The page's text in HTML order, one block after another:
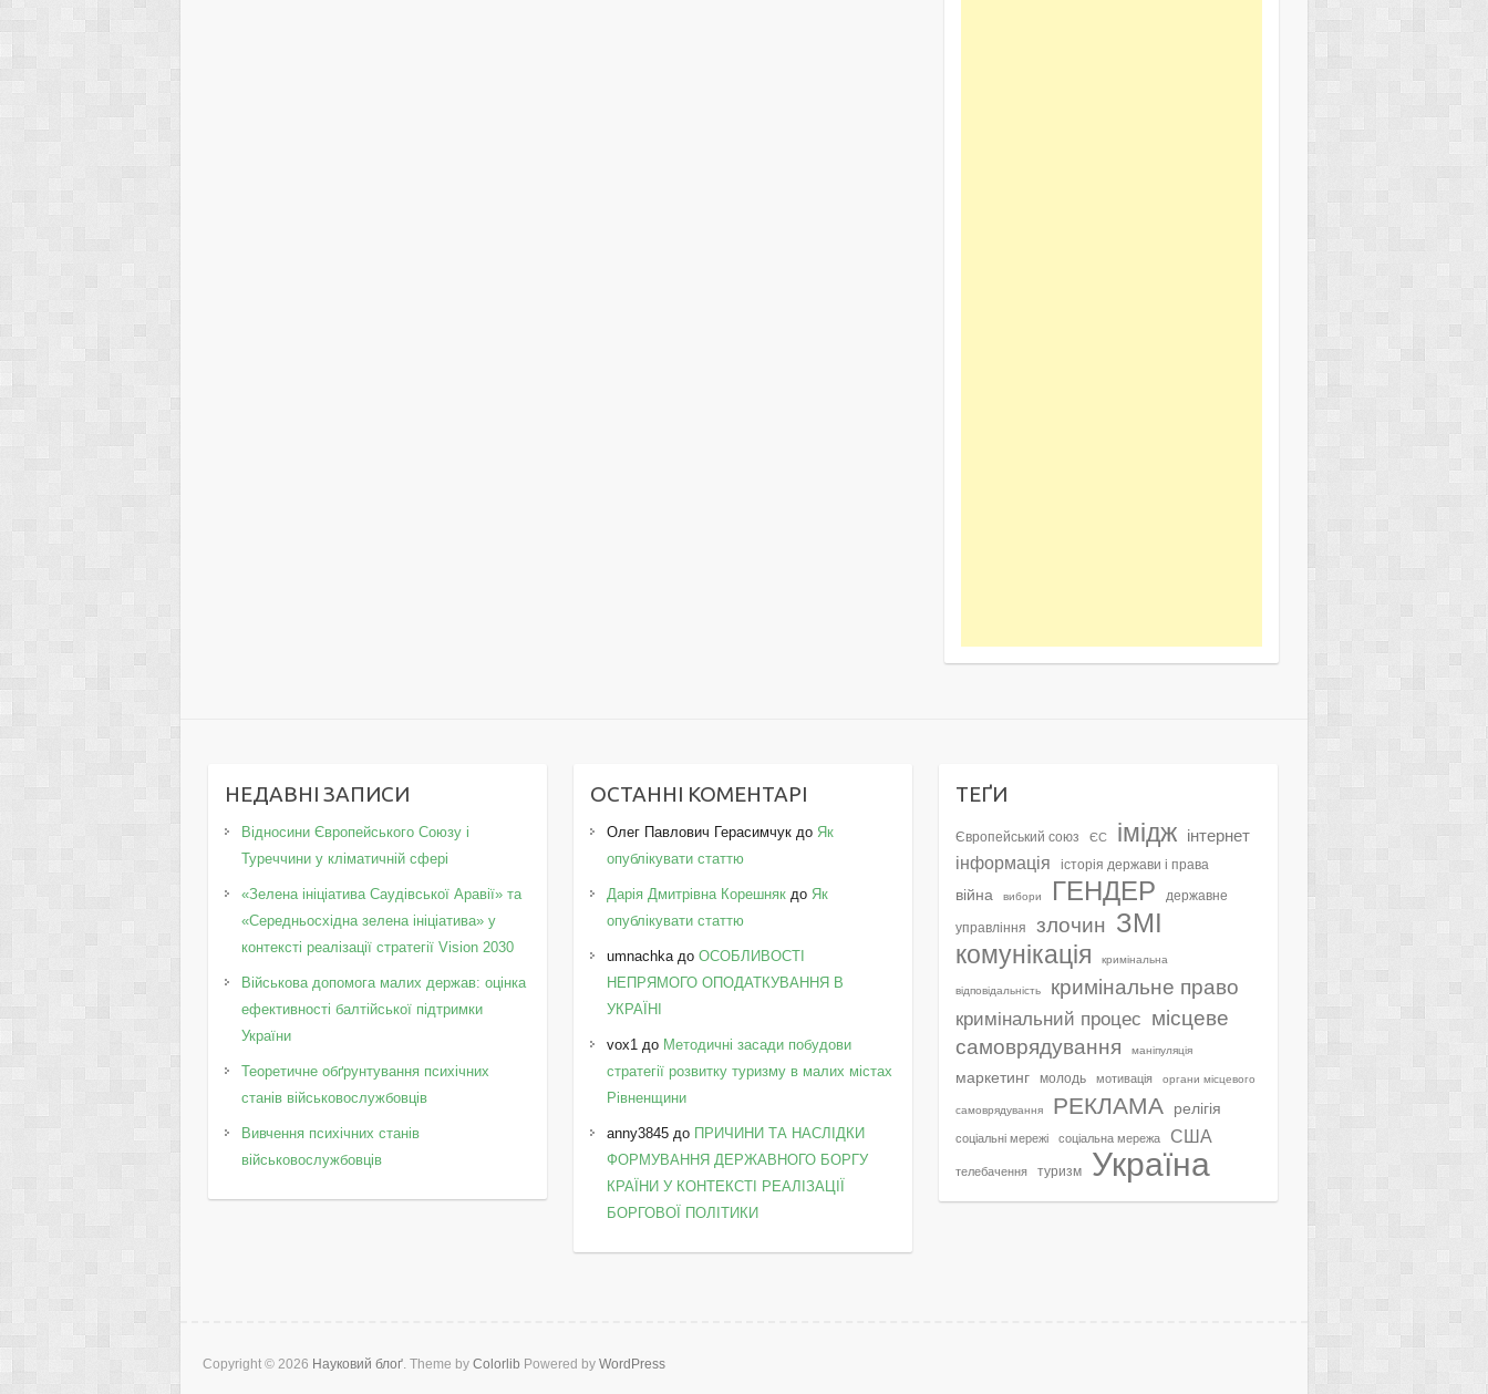
НЕДАВНІ ЗАПИСИ
Відносини Європейського Союзу і
Туреччини у кліматичній сфері
«Зелена ініціатива Саудівської Аравії» та
«Середньосхідна зелена ініціатива» у
контексті реалізації стратегії Vision 2030
Військова допомога малих держав: оцінка
ефективності балтійської підтримки
України
Теоретичне обґрунтування психічних
станів військовослужбовців
Вивчення психічних станів
військовослужбовців
ОСТАННІ КОМЕНТАРІ
Олег Павлович Герасимчук до Як
опублікувати статтю
Дарія Дмитрівна Корешняк до Як
опублікувати статтю
umnachkaдоОСОБЛИВОСТІ
НЕПРЯМОГО ОПОДАТКУВАННЯ В
УКРАЇНІ
vox1 до Методичні засади побудови
стратегії розвитку туризму в малих містах
Рівненщини
anny3845 до ПРИЧИНИ ТА НАСЛІДКИ
ФОРМУВАННЯ ДЕРЖАВНОГО БОРГУ
КРАЇНИ У КОНТЕКСТІ РЕАЛІЗАЦІЇ
БОРГОВОЇ ПОЛІТИКИ
ТЕҐИ
Європейський союз ЄС імідж інтернет
інформація історія держави і права
війна вибори ГЕНДЕР державне
управління злочин ЗМІ
комунікація кримінальна
відповідальність кримінальне право
кримінальний процес місцеве
самоврядування
маніпуляція
маркетинг молодь мотивація органи місцевого
самоврядування РЕКЛАМА релігія
соціальні мережі соціальна мережа США
телебачення туризм Україна
Copyright © 2026 Науковий блоґ. Theme by Colorlib Powered by WordPress